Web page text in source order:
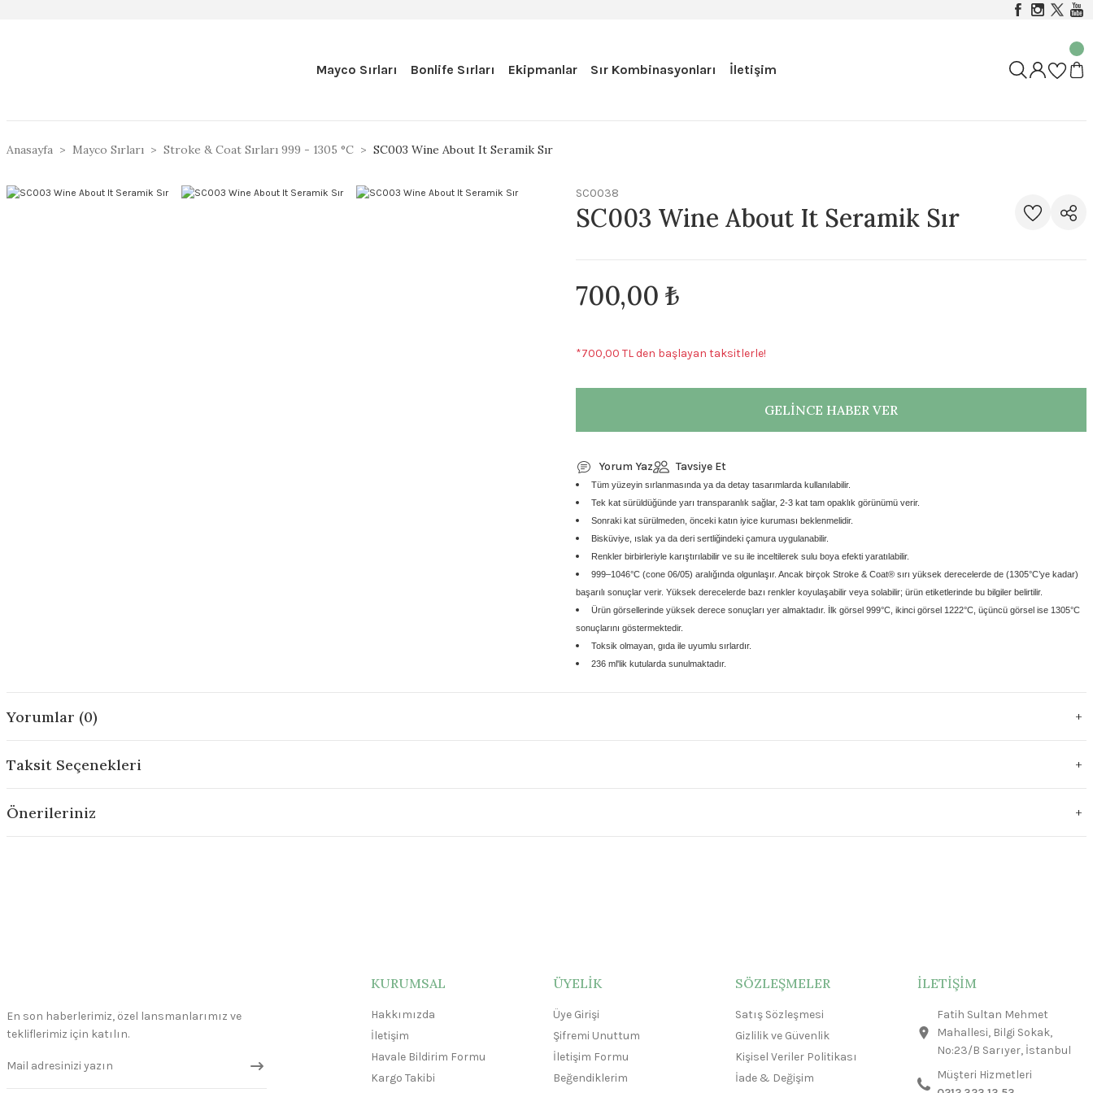
Mayco Sırları Bonlife Sırları Ekipmanlar Sır Kombinasyonları İletişim
Anasayfa Mayco Sırları Stroke & Coat Sırları 999 - 1305 °C SC003 Wine About It Seramik Sır
SC0038
SC003 Wine About It Seramik Sır
700,00 ₺
*700,00 TL den başlayan taksitlerle!
GELİNCE HABER VER
Yorum Yaz Tavsiye Et
Tüm yüzeyin sırlanmasında ya da detay tasarımlarda kullanılabilir.
Tek kat sürüldüğünde yarı transparanlık sağlar, 2-3 kat tam opaklık görünümü verir.
Sonraki kat sürülmeden, önceki katın iyice kuruması beklenmelidir.
Bisküviye, ıslak ya da deri sertliğindeki çamura uygulanabilir.
Renkler birbirleriyle karıştırılabilir ve su ile inceltilerek sulu boya efekti yaratılabilir.
999–1046°C (cone 06/05) aralığında olgunlaşır. Ancak birçok Stroke & Coat® sırı yüksek derecelerde de (1305°C’ye kadar)
başarılı sonuçlar verir. Yüksek derecelerde bazı renkler koyulaşabilir veya solabilir; ürün etiketlerinde bu bilgiler belirtilir.
Ürün görsellerinde yüksek derece sonuçları yer almaktadır. İlk görsel 999°C, ikinci görsel 1222°C, üçüncü görsel ise 1305°C
sonuçlarını göstermektedir.
Toksik olmayan, gıda ile uyumlu sırlardır.
236 ml'lik kutularda sunulmaktadır.
Yorumlar (0)
Taksit Seçenekleri
Önerileriniz
En son haberlerimiz, özel lansmanlarımız ve
tekliflerimiz için katılın.
KURUMSAL
Hakkımızda
İletişim
Havale Bildirim Formu
Kargo Takibi
ÜYELİK
Üye Girişi
Şifremi Unuttum
İletişim Formu
Beğendiklerim
SÖZLEŞMELER
Satış Sözleşmesi
Gizlilik ve Güvenlik
Kişisel Veriler Politikası
İade & Değişim
İLETİŞİM
Fatih Sultan Mehmet
Mahallesi, Bilgi Sokak,
No:23/B Sarıyer, İstanbul
Müşteri Hizmetleri